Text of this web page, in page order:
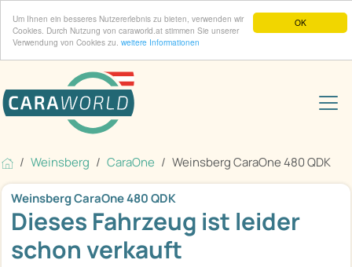
OK
Um Ihnen ein besseres Nutzererlebnis zu bieten, verwenden wir
Cookies. Durch Nutzung von caraworld.at stimmen Sie unserer
Verwendung von Cookies zu. weitere Informationen
Weinsberg CaraOne Weinsberg CaraOne 480 QDK
Weinsberg CaraOne 480 QDK
Dieses Fahrzeug ist leider
schon verkauft